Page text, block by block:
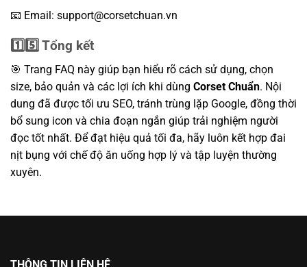
📧 Email: support@corsetchuan.vn
1️⃣5️⃣ Tổng kết
🎯 Trang FAQ này giúp bạn hiểu rõ cách sử dụng, chọn
size, bảo quản và các lợi ích khi dùng Corset Chuẩn. Nội
dung đã được tối ưu SEO, tránh trùng lặp Google, đồng thời
bổ sung icon và chia đoạn ngắn giúp trải nghiệm người
đọc tốt nhất. Để đạt hiệu quả tối đa, hãy luôn kết hợp đai
nịt bụng với chế độ ăn uống hợp lý và tập luyện thường
xuyên.